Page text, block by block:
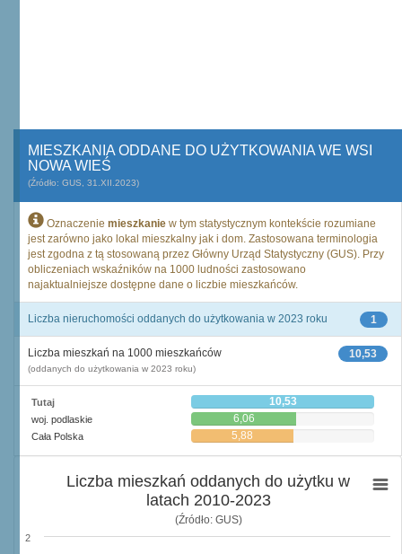
MIESZKANIA ODDANE DO UŻYTKOWANIA WE WSI
NOWA WIEŚ
(Źródło: GUS, 31.XII.2023)
Oznaczenie mieszkanie w tym statystycznym kontekście rozumiane
jest zarówno jako lokal mieszkalny jak i dom. Zastosowana terminologia
jest zgodna z tą stosowaną przez Główny Urząd Statystyczny (GUS). Przy
obliczeniach wskaźników na 1000 ludności zastosowano
najaktualniejsze dostępne dane o liczbie mieszkańców.
1
Liczba nieruchomości oddanych do użytkowania w 2023 roku
10,53
Liczba mieszkań na 1000 mieszkańców
(oddanych do użytkowania w 2023 roku)
Tutaj 10,53
woj. podlaskie 6,06
Cała Polska 5,88
Liczba mieszkań oddanych do użytku w
latach 2010-2023
(Źródło: GUS)
2